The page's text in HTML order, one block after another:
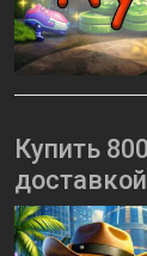
Купить